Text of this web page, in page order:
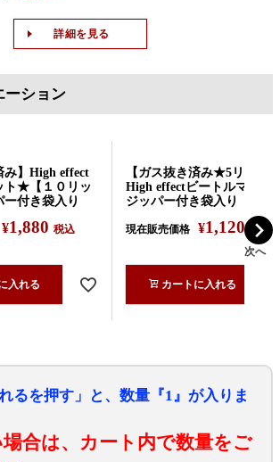
詳細を見る
ーション
み】High effect
ト★【１０リッ
ー付き袋入り
¥1,880 税込
入れる
【ガス抜き済み★5リット
High effectビートルマッ
ジッパー付き袋入り
現在販売価格 ¥1,120 税込
カートに入れる
次へ
るを押す」と、数量『1』が入りま
合は、カート内で数量をご